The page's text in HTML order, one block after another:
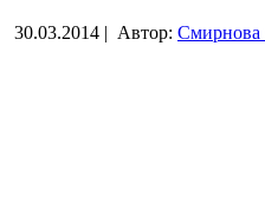
30.03.2014 | Автор: Смирнова